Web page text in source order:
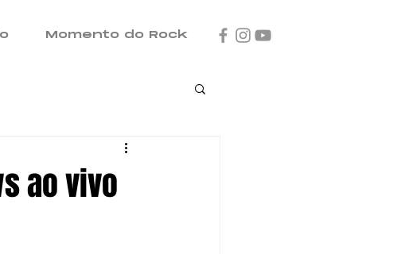
Momento do Rock
ao vivo